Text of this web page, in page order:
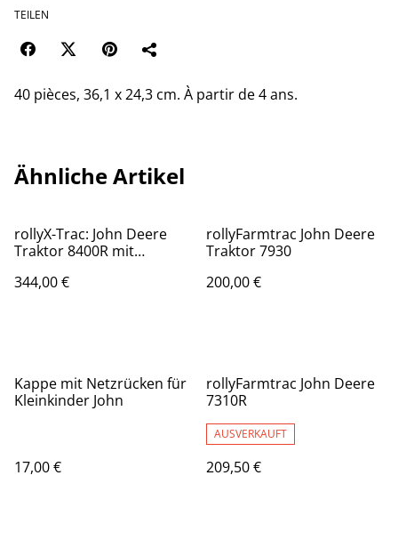
TEILEN
40 pièces, 36,1 x 24,3 cm. À partir de 4 ans.
Ähnliche Artikel
rollyX-Trac: John Deere
Traktor 8400R mit
344,00 €
rollyFarmtrac John Deere
Traktor 7930
200,00 €
Kappe mit Netzrücken für
Kleinkinder John
17,00 €
rollyFarmtrac John Deere
7310R
AUSVERKAUFT
209,50 €